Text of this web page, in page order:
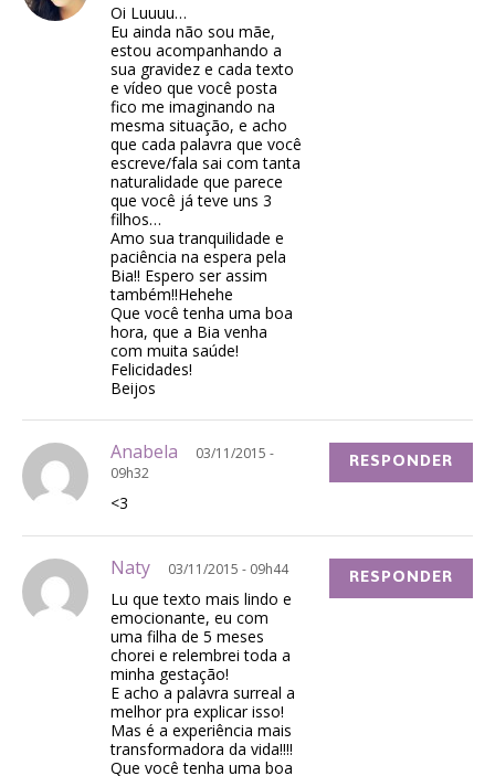
Oi Luuuu…
Eu ainda não sou mãe,
estou acompanhando a
sua gravidez e cada texto
e vídeo que você posta
fico me imaginando na
mesma situação, e acho
que cada palavra que você
escreve/fala sai com tanta
naturalidade que parece
que você já teve uns 3
filhos…
Amo sua tranquilidade e
paciência na espera pela
Bia!! Espero ser assim
também!!Hehehe
Que você tenha uma boa
hora, que a Bia venha
com muita saúde!
Felicidades!
Beijos
Anabela
03/11/2015 -
09h32
<3
RESPONDER
Naty 03/11/2015 - 09h44
Lu que texto mais lindo e
emocionante, eu com
uma filha de 5 meses
chorei e relembrei toda a
minha gestação!
E acho a palavra surreal a
melhor pra explicar isso!
Mas é a experiência mais
transformadora da vida!!!!
Que você tenha uma boa
RESPONDER